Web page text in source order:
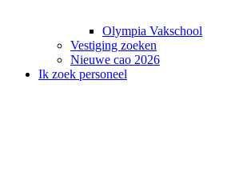
Olympia Vakschool
Vestiging zoeken
Nieuwe cao 2026
Ik zoek personeel